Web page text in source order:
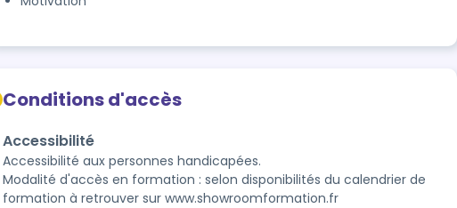
Conditions d'accès
Accessibilité
Accessibilité aux personnes handicapées.
Modalité d'accès en formation : selon disponibilités du calendrier de
formation à retrouver sur www.showroomformation.fr